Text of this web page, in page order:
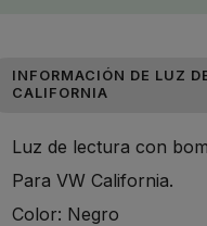
INFORMACIÓN DE LUZ
CALIFORNIA
Luz de lectura con
Para VW California.
Color: Negro